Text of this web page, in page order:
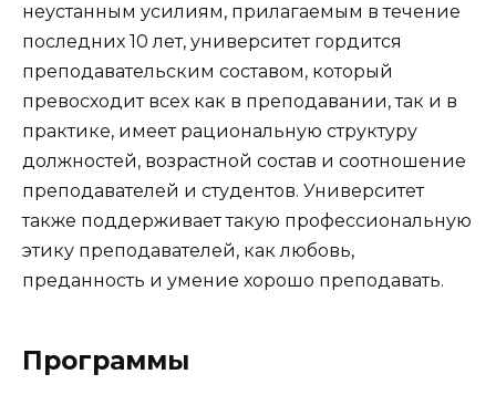
неустанным усилиям, прилагаемым в течение
последних 10 лет, университет гордится
преподавательским составом, который
превосходит всех как в преподавании, так и в
практике, имеет рациональную структуру
должностей, возрастной состав и соотношение
преподавателей и студентов. Университет
также поддерживает такую профессиональную
этику преподавателей, как любовь,
преданность и умение хорошо преподавать.
Программы